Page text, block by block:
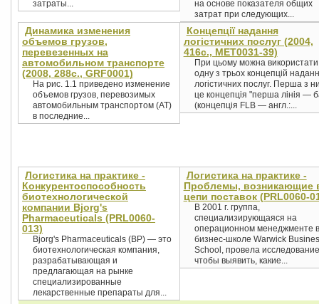
затраты...
на основе показателя общих
затрат при следующих...
Динамика изменения
объемов грузов,
перевезенных на
автомобильном транспорте
(2008, 288с., GRF0001)
На рис. 1.1 приведено изменение
объемов грузов, перевозимых
автомобильным транспортом (AT)
в последние...
Концепції надання
логістичних послуг (2004,
416с., MET0031-39)
При цьому можна використати
одну з трьох концепцій
логістичних послуг. Перша з
це концепція "перша лінія —
(концепція FLB — англ.:...
Логистика на практике -
Конкурентоспособность
биотехнологической
компании Bjorg's
Pharmaceuticals (PRL0060-
013)
Bjorg's Pharmaceuticals (BP) — это
биотехнологическая компания,
разрабатывающая и
предлагающая на рынке
специализированные
лекарственные препараты для...
Логистика на практике -
Проблемы, возникающие
цепи поставок (PRL0060-
В 2001 г. группа,
специализирующаяся на
операционном менеджменте в
бизнес-школе Warwick
School, провела
чтобы выявить, какие...